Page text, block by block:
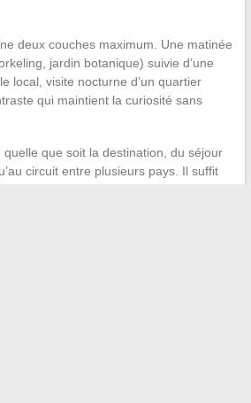
deux couches maximum. Une matinée
jardin botanique) suivie d’une
local, visite nocturne d’un quartier
qui maintient la curiosité sans
que soit la destination, du séjour
circuit entre plusieurs pays. Il suffit